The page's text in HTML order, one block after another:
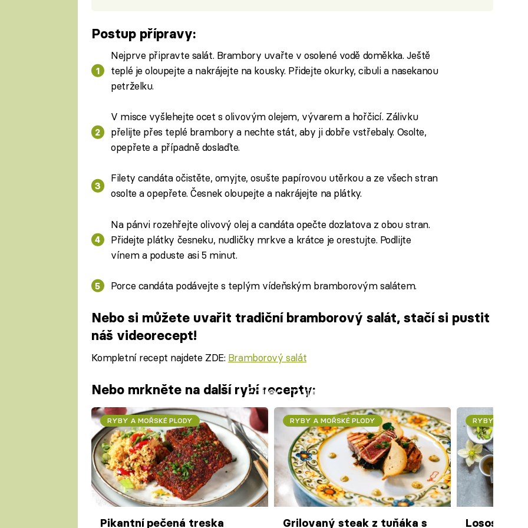
Postup přípravy:
Nejprve připravte salát. Brambory uvařte v osolené vodě doměkka. Ještě
teplé je oloupejte a nakrájejte na kousky. Přidejte okurky, cibuli a nasekanou
petrželku.
V misce vyšlehejte ocet s olivovým olejem, vývarem a hořčicí. Zálivku
přelijte přes teplé brambory a nechte stát, aby ji dobře vstřebaly. Osolte,
opepřete a případně doslaďte.
Filety candáta očistěte, omyjte, osušte papírovou utěrkou a ze všech stran
osolte a opepřete. Česnek oloupejte a nakrájejte na plátky.
Na pánvi rozehřejte olivový olej a candáta opečte dozlatova z obou stran.
Přidejte plátky česneku, nudličky mrkve a krátce je orestujte. Podlijte
vínem a poduste asi 5 minut.
Porce candáta podávejte s teplým vídeňským bramborovým salátem.
Nebo si můžete uvařit tradiční bramborový salát, stačí si pustit
náš videorecept!
Kompletní recept najdete ZDE: Bramborový salát
Failed to fetch
Nebo mrkněte na další rybí recepty:
RYBY A MOŘSKÉ PLODY
Pikantní pečená treska
RYBY A MOŘSKÉ PLODY
Grilovaný steak z tuňáka s
RYBY A
Losos s